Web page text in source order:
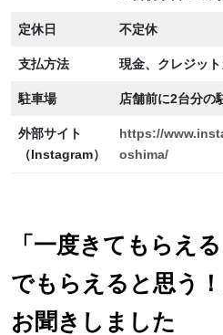
定休日 不定休
支払方法 現金、クレジット
駐車場 店舗前に2台分の
外部サイト
（Instagram）
https://
oshima/
「一度きてもらえ
でもらえると思う
お聞きしました